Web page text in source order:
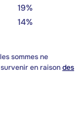
19%
14%
sommes ne
en raisondes